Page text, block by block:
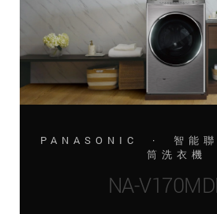
PANASONIC · 智能
筒洗衣機
NA-